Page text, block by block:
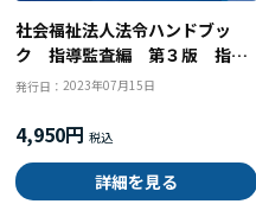
社会福祉法人法令ハンドブッ
ク 指導監査編 第３版 指導
監査のためのガイドライン・通
発行日：2023年07月15日
4,950円
詳細を見る